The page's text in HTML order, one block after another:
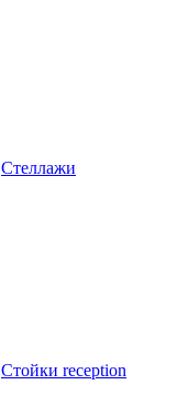
Стеллажи
Стойки reception